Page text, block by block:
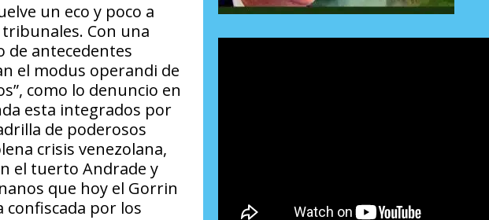
un eco y poco a
Con una
de antecedentes
el modus operandi de
como lo denuncio en
esta integrados por
de poderosos
crisis venezolana,
el tuerto Andrade y
que hoy el Gorrin
por los